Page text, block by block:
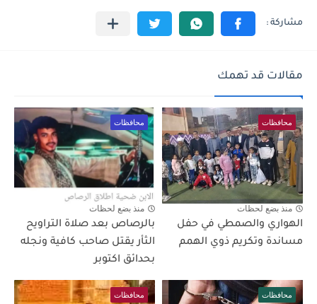
مقالات قد تهمك
محافظات
منذ بضع لحظات
الهواري والصمطي في حفل
مساندة وتكريم ذوي الهمم
محافظات
منذ بضع لحظات
بالرصاص بعد صلاة التراويح
الثأر يقتل صاحب كافية ونجله
بحدائق اكتوبر
محافظات محافظات